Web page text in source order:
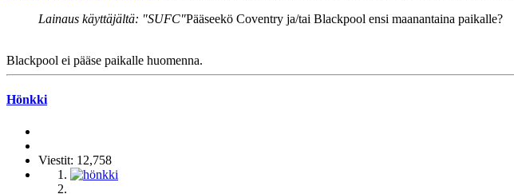
Lainaus käyttäjältä: "SUFC"Pääseekö Coventry ja/tai Blackpool ensi maanantaina paikalle?
Blackpool ei pääse paikalle huomenna.
Hönkki
Viestit: 12,758